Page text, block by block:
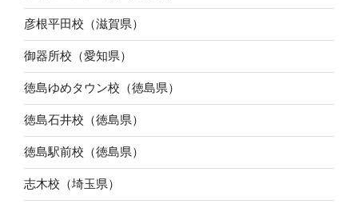
彦根平田校（滋賀県）
御器所校（愛知県）
徳島ゆめタウン校（徳島県）
徳島石井校（徳島県）
徳島駅前校（徳島県）
志木校（埼玉県）